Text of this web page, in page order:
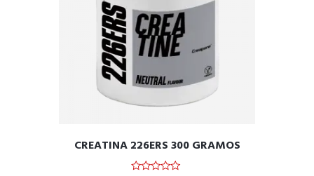
CREATINA 226ERS 300 GRAMOS